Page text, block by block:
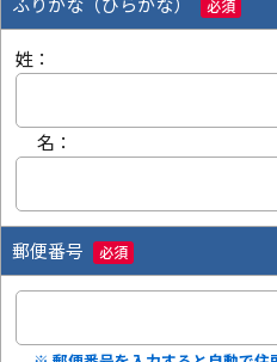
必須
姓：
名：
郵便番号 必須